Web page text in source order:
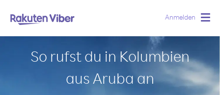
Anmelden
So rufst du in Kolumbien
aus Aruba an